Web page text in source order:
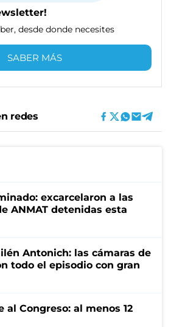
desde donde necesites
SABER MÁS
redes
excarcelaron a las
ANMAT detenidas esta
Antonich: las cámaras de
todo el episodio con gran
al Congreso: al menos 12